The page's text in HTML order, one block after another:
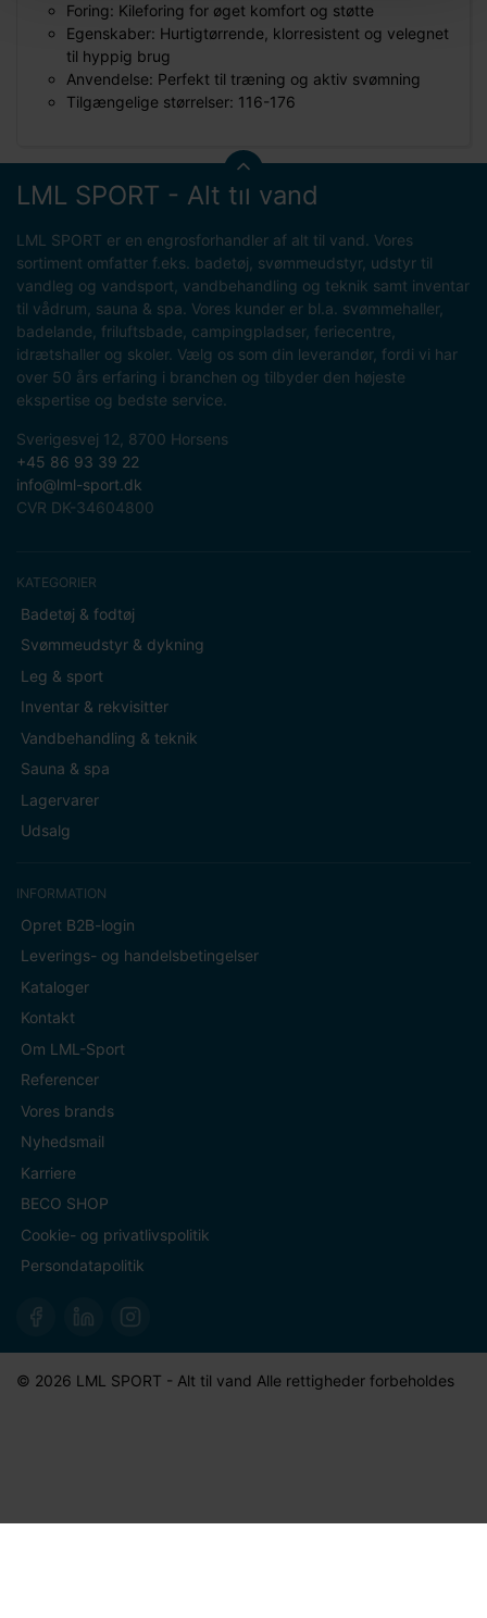
Foring: Kileforing for øget komfort og støtte
Egenskaber: Hurtigtørrende, klorresistent og velegnet
til hyppig brug
Anvendelse: Perfekt til træning og aktiv svømning
Tilgængelige størrelser: 116-176
LML SPORT - Alt til vand
LML SPORT er en engrosforhandler af alt til vand. Vores
sortiment omfatter f.eks. badetøj, svømmeudstyr, udstyr til
vandleg og vandsport, vandbehandling og teknik samt inventar
til vådrum, sauna & spa. Vores kunder er bl.a. svømmehaller,
badelande, friluftsbade, campingpladser, feriecentre,
idrætshaller og skoler. Vælg os som din leverandør, fordi vi har
over 50 års erfaring i branchen og tilbyder den højeste
ekspertise og bedste service.
Sverigesvej 12, 8700 Horsens
+45 86 93 39 22
info@lml-sport.dk
CVR DK-34604800
KATEGORIER
Badetøj & fodtøj
Svømmeudstyr & dykning
Leg & sport
Inventar & rekvisitter
Vandbehandling & teknik
Sauna & spa
Lagervarer
Udsalg
INFORMATION
Opret B2B-login
Leverings- og handelsbetingelser
Kataloger
Kontakt
Om LML-Sport
Referencer
Vores brands
Nyhedsmail
Karriere
BECO SHOP
Cookie- og privatlivspolitik
Persondatapolitik
© 2026 LML SPORT - Alt til vand Alle rettigheder forbeholdes